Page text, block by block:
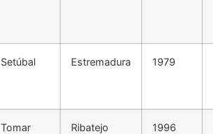
Setúbal Estremadura 1979
Tomar Ribatejo 1996